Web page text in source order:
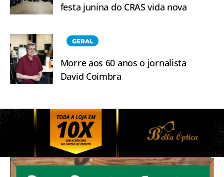
festa junina do CRAS vida nova
GERAL
Morre aos 60 anos o jornalista
David Coimbra